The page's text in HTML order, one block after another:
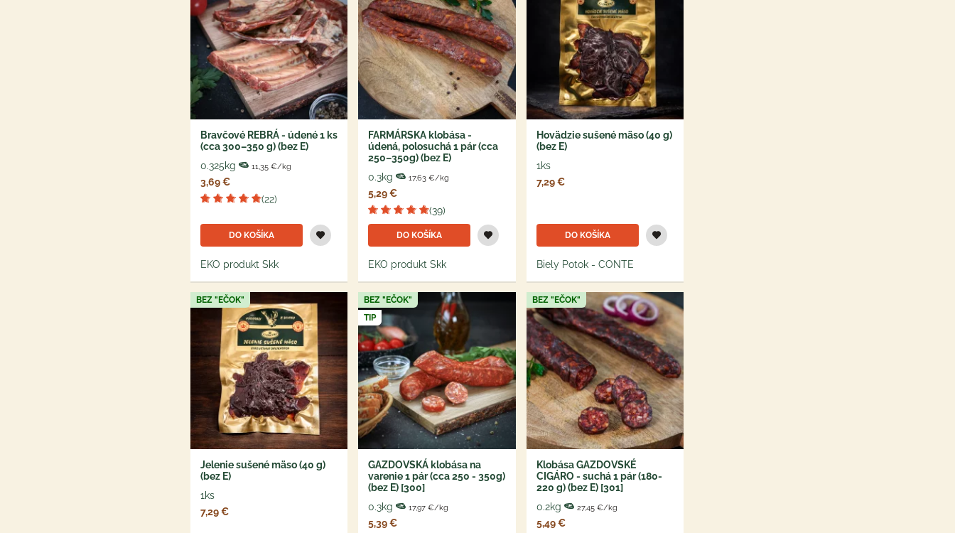
Bravčové REBRÁ - údené 1 ks
(cca 300–350 g) (bez E)
0.325kg
11,35 €/kg
3,69 €
(22)
DO KOŠÍKA
EKO produkt Skk
FARMÁRSKA klobása -
údená, polosuchá 1 pár (cca
250–350g) (bez E)
0.3kg
17,63 €/kg
5,29 €
(39)
DO KOŠÍKA
EKO produkt Skk
Hovädzie sušené mäso (40 g)
(bez E)
1ks
7,29 €
DO KOŠÍKA
Biely Potok - CONTE
BEZ "EČOK"
Jelenie sušené mäso (40 g)
(bez E)
1ks
7,29 €
BEZ "EČOK"
TIP
GAZDOVSKÁ klobása na
varenie 1 pár (cca 250 - 350g)
(bez E) [300]
0.3kg
17,97 €/kg
5,39 €
BEZ "EČOK"
Klobása GAZDOVSKÉ
CIGÁRO - suchá 1 pár (180-
220 g) (bez E) [301]
0.2kg
27,45 €/kg
5,49 €